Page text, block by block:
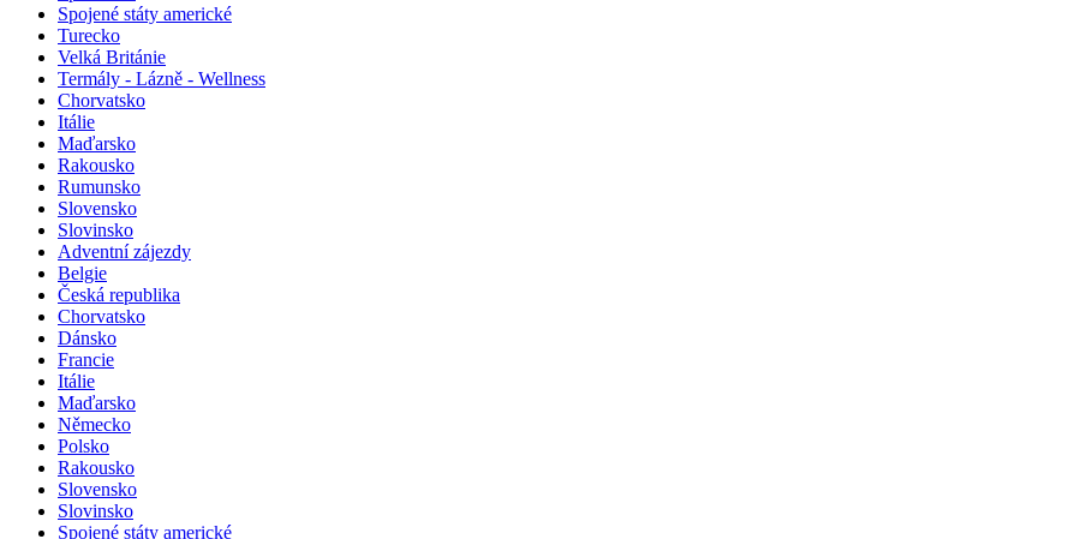
Spojené státy americké
Turecko
Velká Británie
Termály - Lázně - Wellness
Chorvatsko
Itálie
Maďarsko
Rakousko
Rumunsko
Slovensko
Slovinsko
Adventní zájezdy
Belgie
Česká republika
Chorvatsko
Dánsko
Francie
Itálie
Maďarsko
Německo
Polsko
Rakousko
Slovensko
Slovinsko
Spojené státy americké